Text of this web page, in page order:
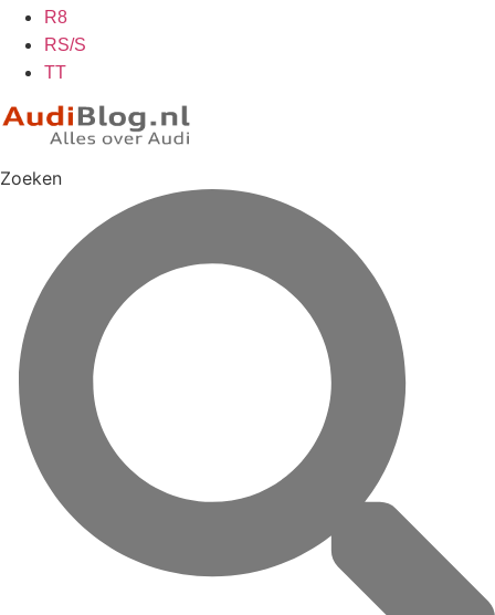
R8
RS/S
TT
Zoeken